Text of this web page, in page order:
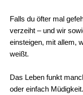
Falls du öfter mal
verzeiht – und wir
einsteigen, mit allem,
weißt.
Das Leben funkt
oder einfach